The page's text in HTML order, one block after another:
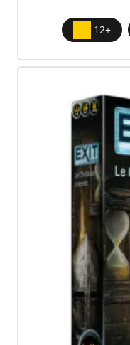
12+